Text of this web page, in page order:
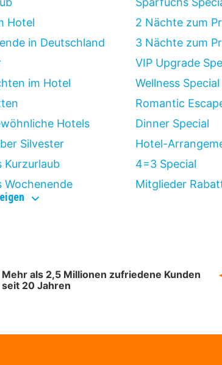
Hotel
in Deutschland
im Hotel
Hotels
Silvester
Kurzurlaub
Wochenende
entdecke
2 Nächte zum
3 Nächte zum
VIP Upgrade
Wellness Special
Romantic
Dinner Special
Hotel-
4=3 Special
Mitglieder
Mehr als 2,5 Millionen zufriedene Kunden
seit 20 Jahren